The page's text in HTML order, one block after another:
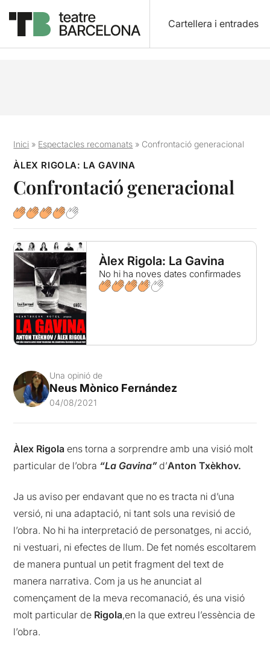
Cartellera i entrades
Inici » Espectacles recomanats » Confrontació generacional
ÀLEX RIGOLA: LA GAVINA
Confrontació generacional
Àlex Rigola: La Gavina
No hi ha noves dates confirmades
Una opinió de
Neus Mònico Fernández
04/08/2021
Àlex Rigola ens torna a sorprendre amb una visió molt
particular de l’obra “La Gavina”d’Anton Txèkhov.
Ja us aviso per endavant que no es tracta ni d’una
versió, ni una adaptació, ni tant sols una revisió de
l’obra. No hi ha interpretació de personatges, ni acció,
ni vestuari, ni efectes de llum. De fet només escoltarem
de manera puntual un petit fragment del text de
manera narrativa. Com ja us he anunciat al
començament de la meva recomanació, és una visió
molt particular de Rigola,en la que extreu l’essència de
l’obra.